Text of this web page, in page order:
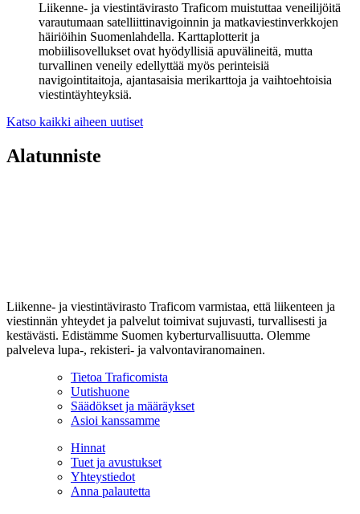
Liikenne- ja viestintävirasto Traficom muistuttaa veneilijöitä
varautumaan satelliittinavigoinnin ja matkaviestinverkkojen
häiriöihin Suomenlahdella. Karttaplotterit ja
mobiilisovellukset ovat hyödyllisiä apuvälineitä, mutta
turvallinen veneily edellyttää myös perinteisiä
navigointitaitoja, ajantasaisia merikarttoja ja vaihtoehtoisia
viestintäyhteyksiä.
Katso kaikki aiheen uutiset
Alatunniste
Liikenne- ja viestintävirasto Traficom varmistaa, että liikenteen ja
viestinnän yhteydet ja palvelut toimivat sujuvasti, turvallisesti ja
kestävästi. Edistämme Suomen kyberturvallisuutta. Olemme
palveleva lupa-, rekisteri- ja valvontaviranomainen.
Tietoa Traficomista
Uutishuone
Säädökset ja määräykset
Asioi kanssamme
Hinnat
Tuet ja avustukset
Yhteystiedot
Anna palautetta